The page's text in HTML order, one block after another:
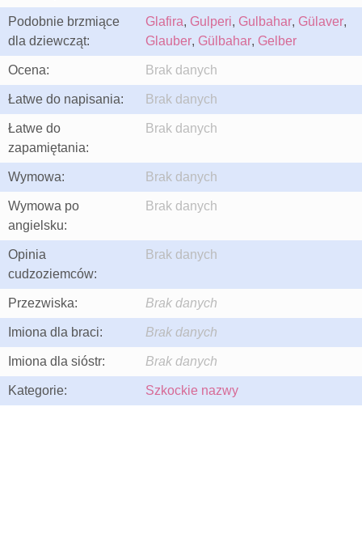
Podobnie brzmiące
dla dziewcząt:
Glafira, Gulperi, Gulbahar, Gülaver,
Glauber, Gülbahar, Gelber
Ocena: Brak danych
Łatwe do napisania: Brak danych
Łatwe do
zapamiętania:
Brak danych
Wymowa: Brak danych
Wymowa po
angielsku:
Brak danych
Opinia
cudzoziemców:
Brak danych
Przezwiska: Brak danych
Imiona dla braci: Brak danych
Imiona dla sióstr: Brak danych
Kategorie: Szkockie nazwy